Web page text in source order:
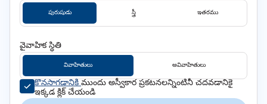
పురుషుడు స్త్రీ ఇతరము
వైవాహిక స్థితి
వివాహితులు అవివాహితులు
కొనసాగడానికిముందు అస్వీకార ప్రకటనలన్నింటినీ చదవడానికై
ఇక్కడ క్లిక్ చేయండి